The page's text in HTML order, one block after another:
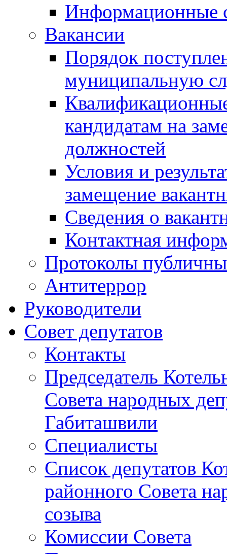
Информационные
Вакансии
Порядок
муниципальную
кандидатам на
должностей
Условия и
замещение
Сведения о
Контактная
Протоколы
Антитеррор
Руководители
Совет депутатов
Контакты
Председатель
Совета народных
Габиташвили
Специалисты
Список депутатов
районного Совета
созыва
Комиссии Совета